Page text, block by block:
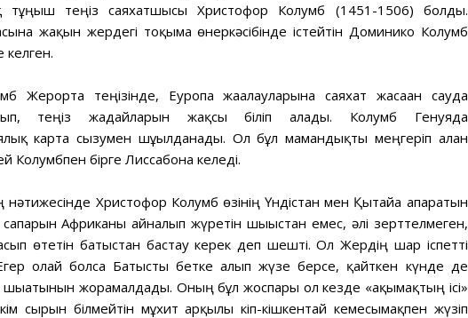
тұңғыш теңіз саяхатшысы Христофор Колумб (1451-1506) болды.
жақын жердегі тоқыма өнеркәсібінде істейтін Доминико Колумб
келген.
Жерорта теңізінде, Еуропа жағалауларына саяхат жасаған сауда
теңіз жағдайларын жақсы біліп алады. Колумб Генуяда
карта сызумен шұғылданады. Ол бұл мамандықты меңгеріп алған
Колумбпен бірге Лиссабонға келеді.
нәтижесінде Христофор Колумб өзінің Үндістан мен Қытайға апаратын
Африканы айналып жүретін шығыстан емес, әлі зерттелмеген,
өтетін батыстан бастау керек деп шешті. Ол Жердің шар іспетті
Егер олай болса Батысты бетке алып жүзе берсе, қайткен күнде де
шығатынын жорамалдады. Оның бұл жоспары ол кезде «ақымақтың ісі»
сырын білмейтін мұхит арқылы кіп-кішкентай кемесымақпен жүзіп